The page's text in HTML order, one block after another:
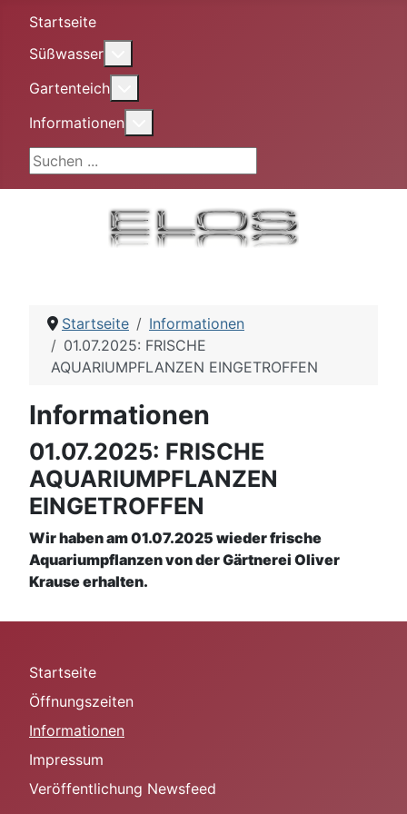
Startseite
Süßwasser
Gartenteich
Informationen
Suchen ...
Startseite
Informationen
01.07.2025: FRISCHE
AQUARIUMPFLANZEN EINGETROFFEN
Informationen
01.07.2025: FRISCHE
AQUARIUMPFLANZEN
EINGETROFFEN
Wir haben am 01.07.2025 wieder frische
Aquariumpflanzen von der Gärtnerei Oliver
Krause erhalten.
Startseite
Öffnungszeiten
Informationen
Impressum
Veröffentlichung Newsfeed